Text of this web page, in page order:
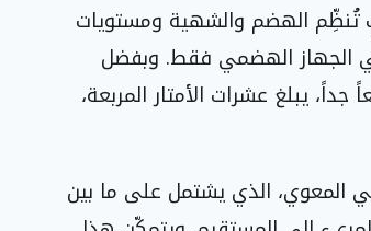
تُنظِّم الهضم والشهية ومستويات
الجهاز الهضمي فقط. وبفضل
يبلغ عشرات الأمتار المربعة،
المعوي، الذي يشتمل على ما بين